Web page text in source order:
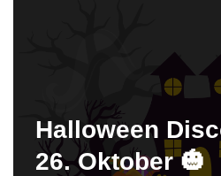
Halloween
26. Oktober 🎃